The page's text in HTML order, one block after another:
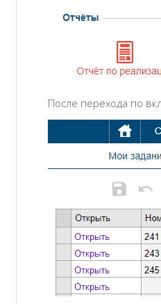
После перехода по